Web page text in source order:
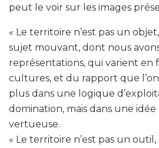
peut le voir sur les images
« Le territoire n’est pas un
sujet mouvant, dont nous
représentations, qui varient en
cultures, et du rapport que
plus dans une logique
domination, mais dans une
vertueuse.
« Le territoire n’est pas un outil,